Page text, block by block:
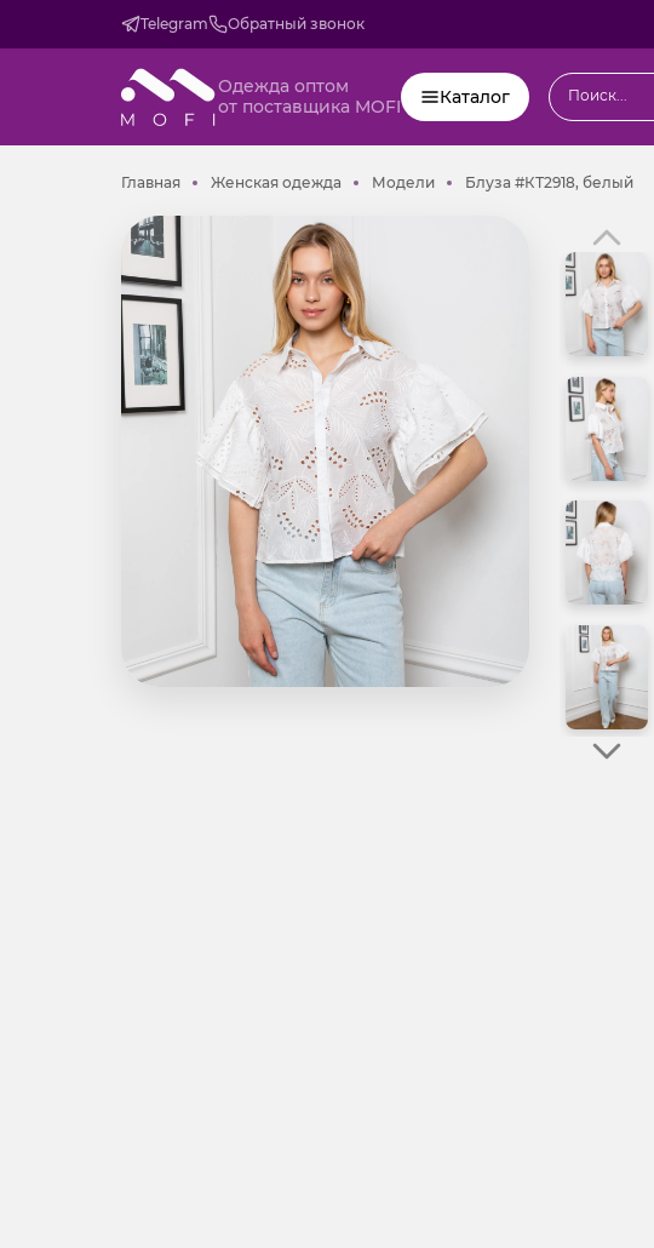
Telegram Обратный звонок
Одежда оптом
от поставщика MOFI
Каталог
ГлавнаяГлавнаяЖенская одежда Женская одежда
МоделиМоделиБлуза #КТ2918, белый